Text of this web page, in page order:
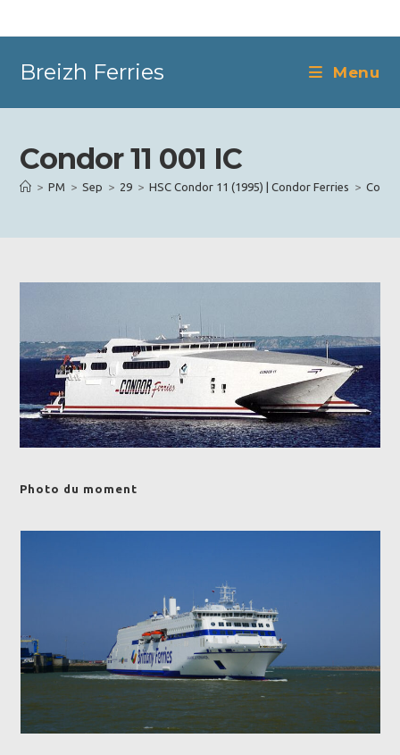
Breizh Ferries Menu
Condor 11 001 IC
> PM > Sep > 29 > HSC Condor 11 (1995) | Condor Ferries >
Photo du moment